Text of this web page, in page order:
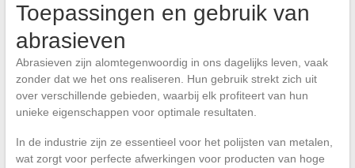
Toepassingen en gebruik van
abrasieven
Abrasieven zijn alomtegenwoordig in ons dagelijks leven, vaak
zonder dat we het ons realiseren. Hun gebruik strekt zich uit
over verschillende gebieden, waarbij elk profiteert van hun
unieke eigenschappen voor optimale resultaten.
In de industrie zijn ze essentieel voor het polijsten van metalen,
wat zorgt voor perfecte afwerkingen voor producten van hoge